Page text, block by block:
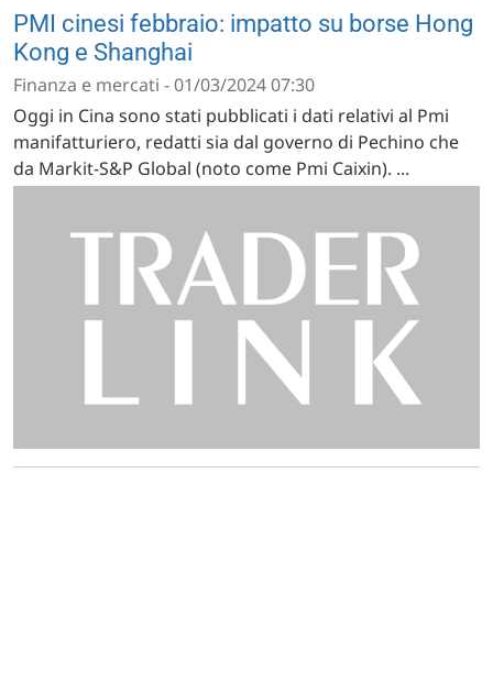
PMI cinesi febbraio: impatto su borse Hong
Kong e Shanghai
Finanza e mercati - 01/03/2024 07:30
Oggi in Cina sono stati pubblicati i dati relativi al Pmi
manifatturiero, redatti sia dal governo di Pechino che
da Markit-S&P Global (noto come Pmi Caixin). ...